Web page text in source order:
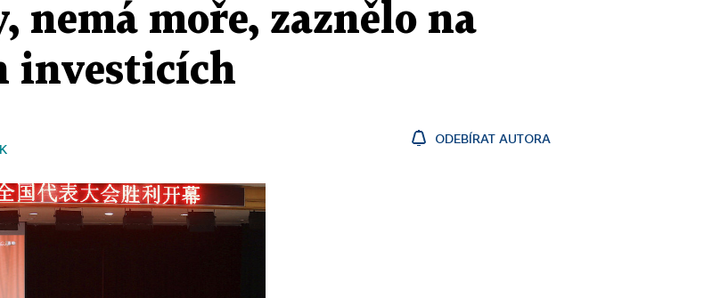
nemá moře, zaznělo na
investicích
ODEBÍRAT AUTORA